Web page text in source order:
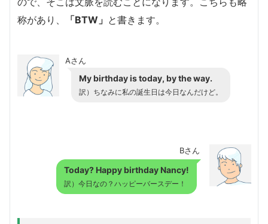
称があり、
「BTW」 と書きます。
Aさん
My birthday is today, by the way.
訳）ちなみに私の誕生日は今日なんだけど。
Bさん
Today? Happy birthday Nancy!
訳）今日なの？ハッピーバースデー！